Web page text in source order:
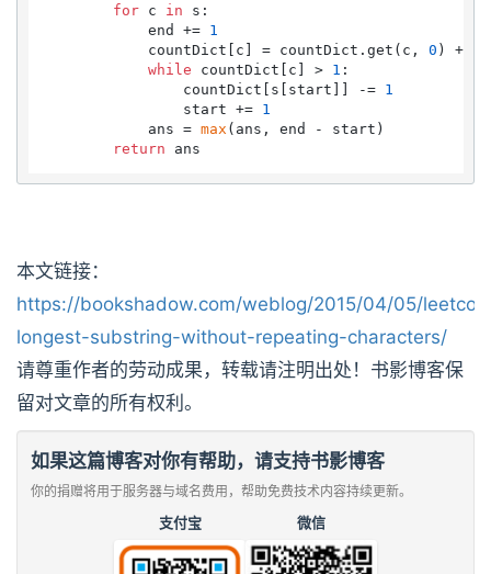
for c in s:
            end +=
1
            countDict[c] = countDict.get(c,
0 ) +
while countDict[c] > 1 :
                countDict[s[start]] -=
1
                start +=
1
            ans =
max (ans, end - start)
return
本文链接：
https://bookshadow.com/weblog/2015/04/05/
longest-substring-without-repeating-characters/
请尊重作者的劳动成果，转载请注明出处！书影博客保
留对文章的所有权利。
如果这篇博客对你有帮助，请支持书影博客
你的捐赠将用于服务器与域名费用，帮助免费技术内容持续更新。
支付宝 微信